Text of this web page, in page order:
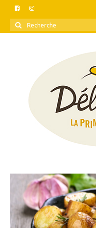
Rechercher
: